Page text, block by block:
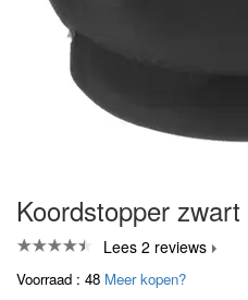
Koordstopper zwart
Lees 2 reviews
Voorraad : 48 Meer kopen?